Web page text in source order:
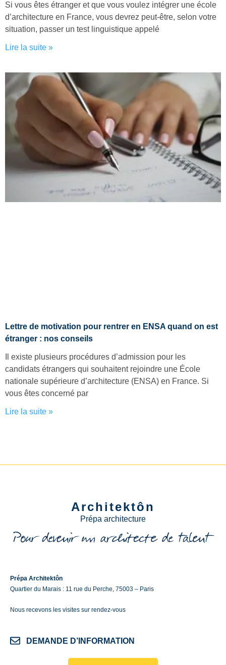
Si vous êtes étranger et que vous voulez intégrer une école
d’architecture en France, vous devrez peut-être, selon votre
situation, passer un test linguistique appelé
Lire la suite »
Lettre de motivation pour rentrer en ENSA quand on est
étranger : nos conseils
Il existe plusieurs procédures d’admission pour les
candidats étrangers qui souhaitent rejoindre une École
nationale supérieure d’architecture (ENSA) en France. Si
vous êtes concerné par
Lire la suite »
Architektôn
Prépa architecture
Prépa Architektôn
Quartier du Marais : 11 rue du Perche, 75003 – Paris
Nous recevons les visites sur rendez-vous
DEMANDE D’INFORMATION